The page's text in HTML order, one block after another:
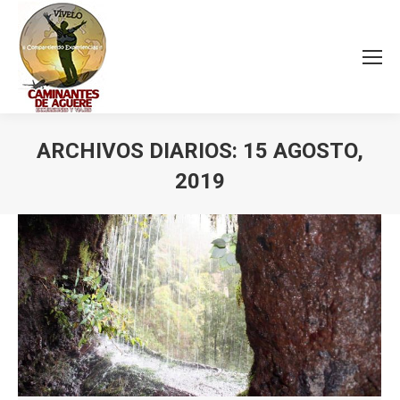
ARCHIVOS DIARIOS: 15 AGOSTO,
2019